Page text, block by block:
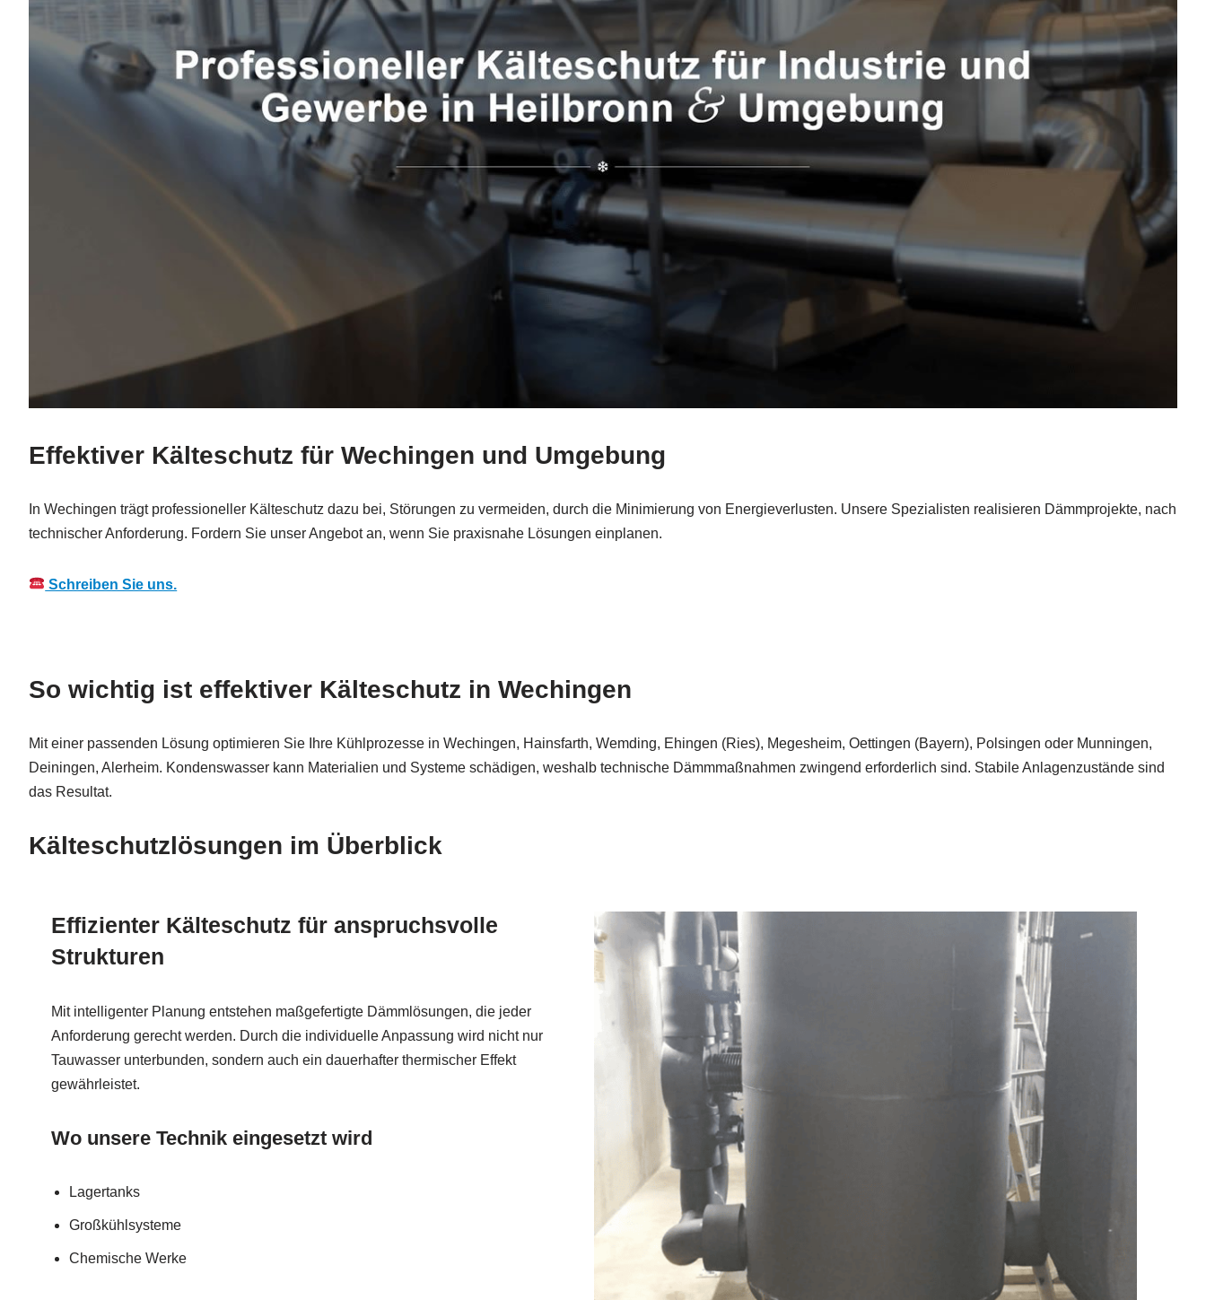
Effektiver Kälteschutz für Wechingen und Umgebung
In Wechingen trägt professioneller Kälteschutz dazu bei, Störungen zu vermeiden, durch die Minimierung von Energieverlusten. Unsere Spezialisten realisieren Dämmprojekte, nach
technischer Anforderung. Fordern Sie unser Angebot an, wenn Sie praxisnahe Lösungen einplanen.
Schreiben Sie uns.
So wichtig ist effektiver Kälteschutz in Wechingen
Mit einer passenden Lösung optimieren Sie Ihre Kühlprozesse in Wechingen, Hainsfarth, Wemding, Ehingen (Ries), Megesheim, Oettingen (Bayern), Polsingen oder Munningen,
Deiningen, Alerheim. Kondenswasser kann Materialien und Systeme schädigen, weshalb technische Dämmmaßnahmen zwingend erforderlich sind. Stabile Anlagenzustände sind
das Resultat.
Kälteschutzlösungen im Überblick
Effizienter Kälteschutz für anspruchsvolle
Strukturen
Mit intelligenter Planung entstehen maßgefertigte Dämmlösungen, die jeder
Anforderung gerecht werden. Durch die individuelle Anpassung wird nicht nur
Tauwasser unterbunden, sondern auch ein dauerhafter thermischer Effekt
gewährleistet.
Wo unsere Technik eingesetzt wird
Lagertanks
Großkühlsysteme
Chemische Werke